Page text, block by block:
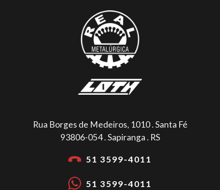
Rua Borges de Medeiros, 1010 . Santa Fé
93806-054 . Sapiranga . RS
51 3599-4011
51 3599-4011